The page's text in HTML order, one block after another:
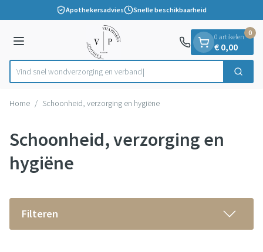
Ga naar de inhoudApothekersadvies Snelle beschikbaarheid
Menu
Product, merk, categorie...
Vind snel wondverzorging en verband Zoek
0 artikelen
€ 0,00
0
Home / Schoonheid, verzorging en hygiëne
Schoonheid, verzorging en
hygiëne
Filteren